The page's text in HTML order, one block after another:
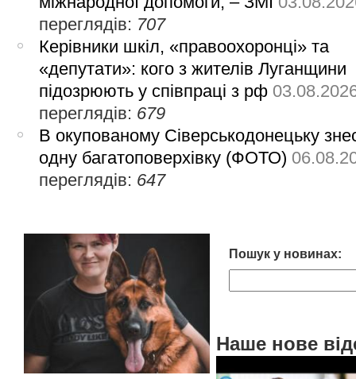
переглядів: 707
Керівники шкіл, «правоохоронці» та
«депутати»: кого з жителів Луганщини
підозрюють у співпраці з рф
переглядів: 679
В окупованому Сіверськодонецьку
одну багатоповерхівку (ФОТО)
переглядів: 647
Пошук у новинах:
Наше нове